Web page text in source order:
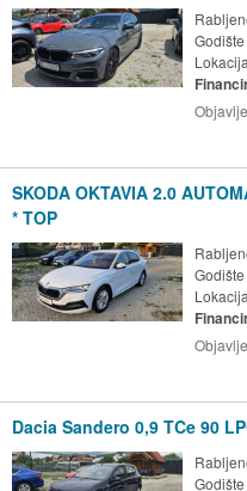
SKODA OKTAVIA 2.0
* TOP
Dacia Sandero 0,9 TCe 90